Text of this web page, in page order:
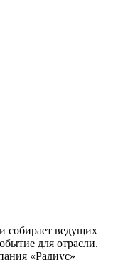
собирает ведущих
для отрасли.
«Радиус»